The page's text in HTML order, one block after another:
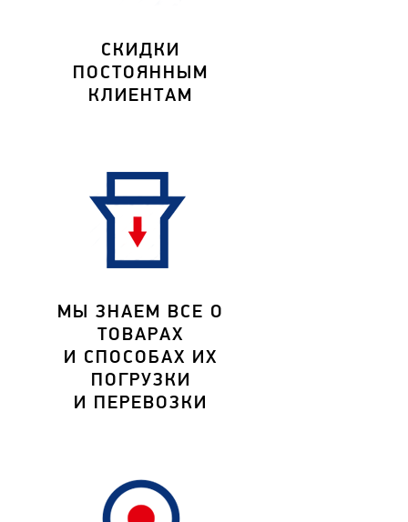
СКИДКИ
ПОСТОЯННЫМ
КЛИЕНТАМ
МЫ ЗНАЕМ ВСЕ О
ТОВАРАХ
И СПОСОБАХ ИХ
ПОГРУЗКИ
И ПЕРЕВОЗКИ